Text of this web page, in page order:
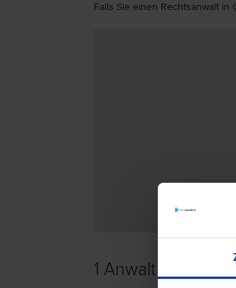
Falls Sie einen Rechtsanwalt
1 Anwalt -